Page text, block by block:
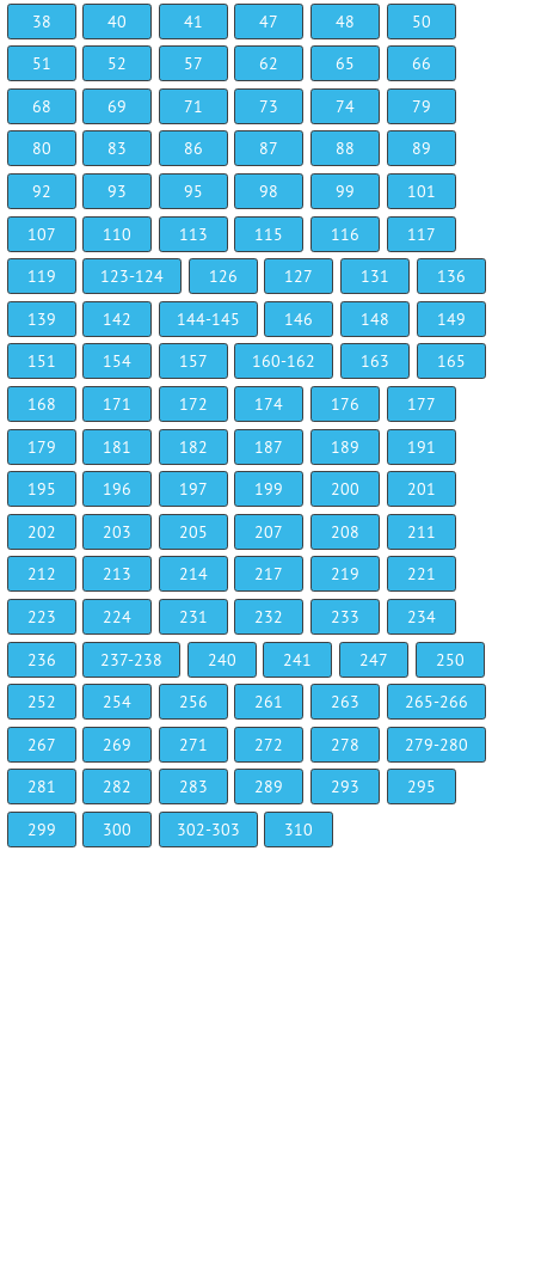
38
40 41 47 48
50
51
52 57 62 65
66
68
69 71 73 74
79
80
83 86 87 88
89
92
93 95 98 99
101
107
110 113 115 116
117
119
123-124 126 127 131
136
139
142 144-145 146 148
149
151
154 157 160-162 163
165
168
171 172 174 176
177
179
181 182 187 189
191
195
196 197 199 200
201
202
203 205 207 208
211
212
213 214 217 219
221
223
224 231 232 233
234
236
237-238 240 241 247
250
252
254 256 261 263
265-266
267
269 271 272 278
279-280
281
282 283 289 293
295
299
300 302-303 310